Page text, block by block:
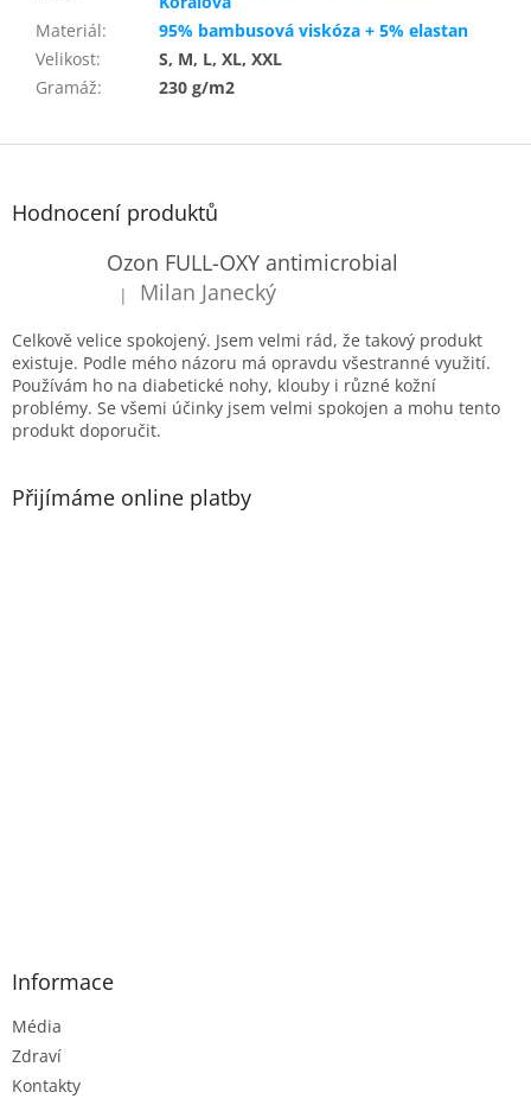
Materiál:
95% bambusová viskóza + 5% elastan
Velikost:
S, M, L, XL, XXL
Gramáž: 230 g/m2
Z
Hodnocení produktů
Ozon FULL-OXY antimicrobial
Hodnocení produktu je 5 z 5 hvězdiček.
| Milan Janecký
Celkově velice spokojený. Jsem velmi rád, že takový produkt
existuje. Podle mého názoru má opravdu všestranné využití.
Používám ho na diabetické nohy, klouby i různé kožní
problémy. Se všemi účinky jsem velmi spokojen a mohu tento
produkt doporučit.
Přijímáme online platby
Informace
Média
Zdraví
Kontakty